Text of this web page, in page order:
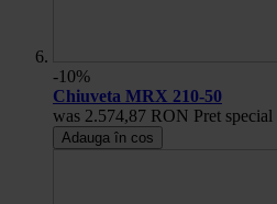
-10%
Chiuveta MRX 210-50
was 2.574,87 RON Pret special
Adauga în cos